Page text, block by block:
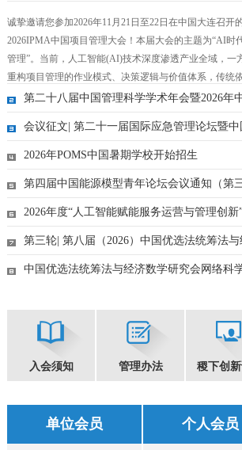
诚挚邀请您参加2026年11月21日至22日在中国大连召开
2026IPMA中国项目管理大会！本届大会的主题为“AI时
管理”。当前，人工智能(AI)技术深度渗透产业全域，一
重构项目管理的作业模式、决策逻辑与价值体系，传统
验、流程、人力的项目管理体系，正迎来全方位、深层次
革新。
第二十八届中国管理科学学术年会暨2026年中国优选法统筹法与经济数学研究会年会会议通知（第
会议征文| 第二十一届国际应急管理论坛暨中国“双法”研究会应急管理专业委员会第二
2026年POMS中国暑期学校开始招生
第四届中国能源模型青年论坛会议通知（第三
2026年度“人工智能赋能服务运营与管理创新”学术论坛暨第七届中国“双法”研究会服务科学与运作管理分会学术年会会议
第三轮| 第八届（2026）中国优选法统筹法与经济数学研究会量化金融与保险分会学术年会会
中国优选法统筹法与经济数学研究会网络科学分会第七届学术年会网络科学视角的技术经济与创新管理 (第
入会须知 管理办法 稷下创
个人会员
单位会员